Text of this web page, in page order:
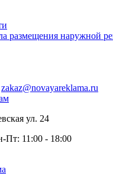
размещения наружной
zakaz@novayareklama.ru
ул. 24
Пт: 11:00 - 18:00